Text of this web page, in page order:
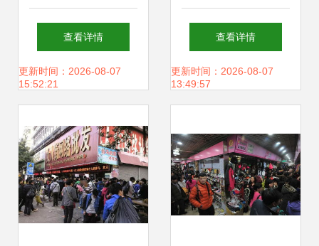
批发城低至10元，
500元装一麻袋抢
查看详情
更新时间：2026-08-07
15:52:21
个人眼中不同的“圣
地”
查看详情
更新时间：2026-08-07
13:49:57